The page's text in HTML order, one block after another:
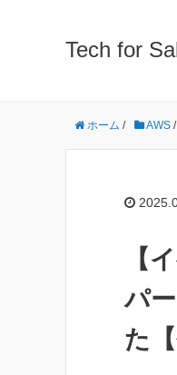
Tech for
ホーム / AWS /
【
パ
た